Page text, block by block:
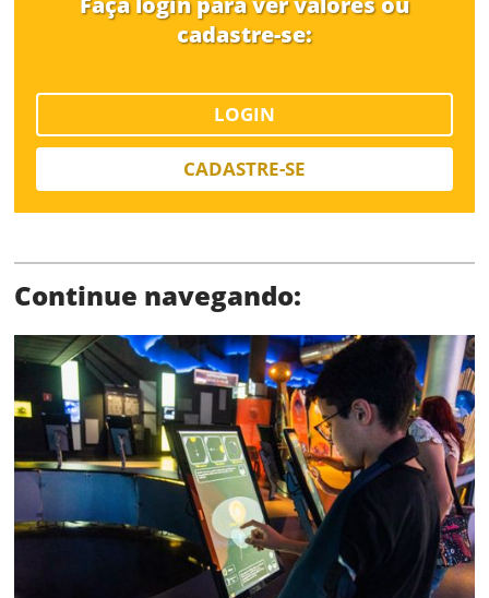
cadastre-se:
LOGIN
CADASTRE-SE
Continue navegando:
Tipo de download
Limite de download
Status